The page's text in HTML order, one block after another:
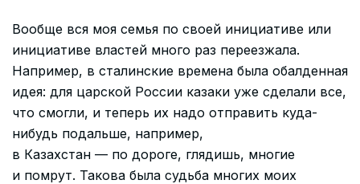
Вообще вся моя семья по своей инициативе или
инициативе властей много раз переезжала.
Например, в сталинские времена была обалденная
идея: для царской России казаки уже сделали все,
что смогли, и теперь их надо отправить куда-
нибудь подальше, например,
в Казахстан — по дороге, глядишь, многие
и помрут. Такова была судьба многих моих